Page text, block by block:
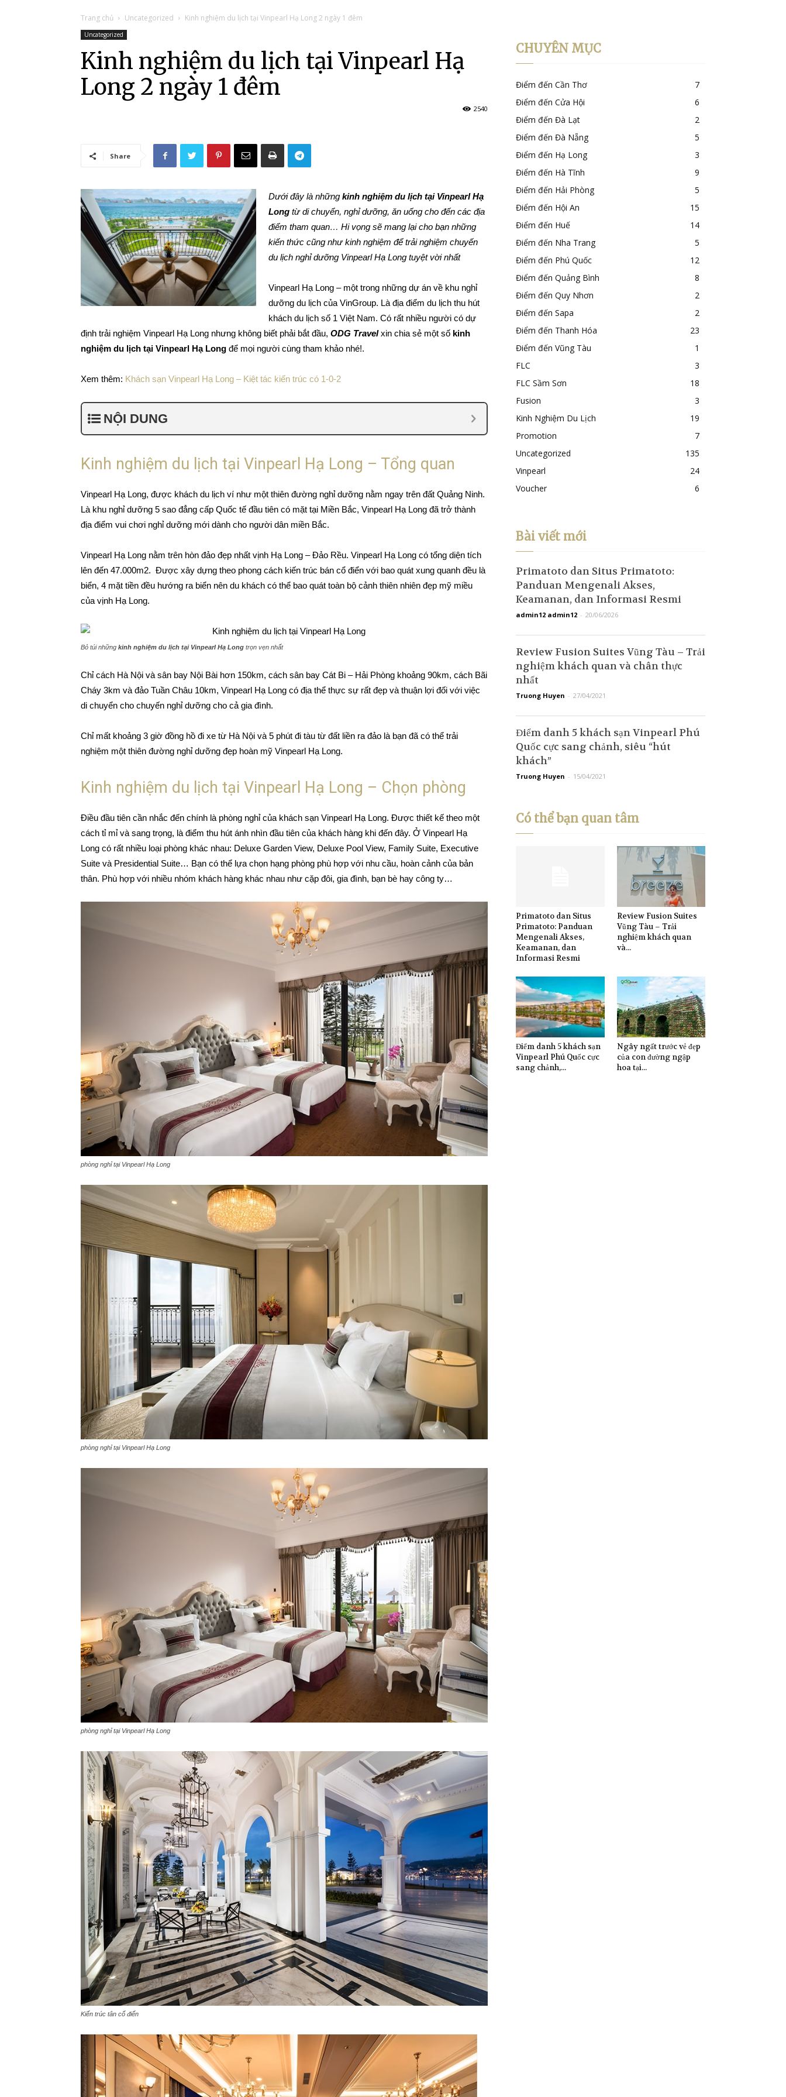
Trang chủ Uncategorized Kinh nghiệm du lịch tại Vinpearl Hạ Long 2 ngày 1 đêm
Uncategorized
Kinh nghiệm du lịch tại Vinpearl Hạ
Long 2 ngày 1 đêm
2540
Share
Dưới đây là những kinh nghiệm du lịch tại Vinpearl Hạ
Long từ di chuyển, nghỉ dưỡng, ăn uống cho đến các địa
điểm tham quan… Hi vọng sẽ mang lại cho bạn những
kiến thức cũng như kinh nghiệm để trải nghiệm chuyến
du lịch nghỉ dưỡng Vinpearl Hạ Long tuyệt vời nhất
Vinpearl Hạ Long – một trong những dự án về khu nghỉ
dưỡng du lịch của VinGroup. Là địa điểm du lịch thu hút
khách du lịch số 1 Việt Nam. Có rất nhiều người có dự
định trải nghiệm Vinpearl Hạ Long nhưng không biết phải bắt đầu, ODG Travelxin chia sẻ một số kinh
nghiệm du lịch tại Vinpearl Hạ Long để mọi người cùng tham khảo nhé!.
Xem thêm: Khách sạn Vinpearl Hạ Long – Kiệt tác kiến trúc có 1-0-2
NỘI DUNG
Kinh nghiệm du lịch tại Vinpearl Hạ Long – Tổng quan
Vinpearl Hạ Long, được khách du lịch ví như một thiên đường nghỉ dưỡng nằm ngay trên đất Quảng Ninh.
Là khu nghỉ dưỡng 5 sao đẳng cấp Quốc tế đầu tiên có mặt tại Miền Bắc, Vinpearl Hạ Long đã trở thành
địa điểm vui chơi nghỉ dưỡng mới dành cho người dân miền Bắc.
Vinpearl Hạ Long nằm trên hòn đảo đẹp nhất vịnh Hạ Long – Đảo Rều. Vinpearl Hạ Long có tổng diện tích
lên đến 47.000m2. Được xây dựng theo phong cách kiến trúc bán cổ điển với bao quát xung quanh đều là
biển, 4 mặt tiền đều hướng ra biển nên du khách có thể bao quát toàn bộ cảnh thiên nhiên đẹp mỹ miều
của vịnh Hạ Long.
Bỏ túi những kinh nghiệm du lịch tại Vinpearl Hạ Long trọn vẹn nhất
Chỉ cách Hà Nội và sân bay Nội Bài hơn 150km, cách sân bay Cát Bi – Hải Phòng khoảng 90km, cách Bãi
Cháy 3km và đảo Tuần Châu 10km, Vinpearl Hạ Long có địa thể thực sự rất đẹp và thuận lợi đối với việc
di chuyển cho chuyến nghỉ dưỡng cho cả gia đình.
Chỉ mất khoảng 3 giờ đồng hồ đi xe từ Hà Nội và 5 phút đi tàu từ đất liền ra đảo là bạn đã có thể trải
nghiệm một thiên đường nghỉ dưỡng đẹp hoàn mỹ Vinpearl Hạ Long.
Kinh nghiệm du lịch tại Vinpearl Hạ Long – Chọn phòng
Điều đầu tiên cần nhắc đến chính là phòng nghỉ của khách sạn Vinpearl Hạ Long. Được thiết kế theo một
cách tỉ mỉ và sang trọng, là điểm thu hút ánh nhìn đầu tiên của khách hàng khi đến đây. Ở Vinpearl Hạ
Long có rất nhiều loại phòng khác nhau: Deluxe Garden View, Deluxe Pool View, Family Suite, Executive
Suite và Presidential Suite… Bạn có thể lựa chọn hạng phòng phù hợp với nhu cầu, hoàn cảnh của bản
thân. Phù hợp với nhiều nhóm khách hàng khác nhau như cặp đôi, gia đình, bạn bè hay công ty…
phòng nghỉ tại Vinpearl Hạ Long
phòng nghỉ tại Vinpearl Hạ Long
phòng nghỉ tại Vinpearl Hạ Long
Kiến trúc tân cổ điển
CHUYÊN MỤC
Điểm đến Cần Thơ
7
Điểm đến Cửa Hội
6
Điểm đến Đà Lạt
2
Điểm đến Đà Nẵng
5
Điểm đến Hạ Long
3
Điểm đến Hà Tĩnh
9
Điểm đến Hải Phòng
5
Điểm đến Hội An
15
Điểm đến Huế
14
Điểm đến Nha Trang
5
Điểm đến Phú Quốc
12
Điểm đến Quảng Bình
8
Điểm đến Quy Nhơn
2
Điểm đến Sapa
2
Điểm đến Thanh Hóa
23
Điểm đến Vũng Tàu
1
FLC
3
FLC Sầm Sơn
18
Fusion
3
Kinh Nghiệm Du Lịch
19
Promotion
7
Uncategorized
135
Vinpearl
24
Voucher
6
Bài viết mới
Primatoto dan Situs Primatoto:
Panduan Mengenali Akses,
Keamanan, dan Informasi Resmi
admin12 admin12 - 20/06/2026
Review Fusion Suites Vũng Tàu – Trải
nghiệm khách quan và chân thực
nhất
Truong Huyen - 27/04/2021
Điểm danh 5 khách sạn Vinpearl Phú
Quốc cực sang chảnh, siêu “hút
khách”
Truong Huyen - 15/04/2021
Có thể bạn quan tâm
Primatoto dan Situs
Primatoto: Panduan
Mengenali Akses,
Keamanan, dan
Informasi Resmi
Review Fusion Suites
Vũng Tàu – Trải
nghiệm khách quan
và...
Điểm danh 5 khách sạn
Vinpearl Phú Quốc cực
sang chảnh,...
Ngây ngất trước vẻ đẹp
của con đường ngập
hoa tại...